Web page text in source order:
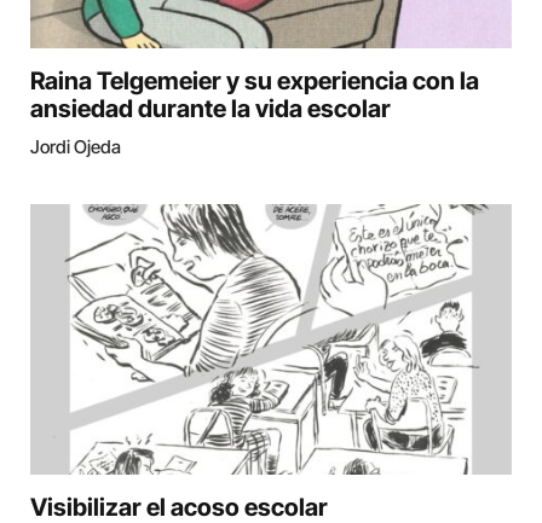
Raina Telgemeier y su experiencia con la
ansiedad durante la vida escolar
Jordi Ojeda
Visibilizar el acoso escolar